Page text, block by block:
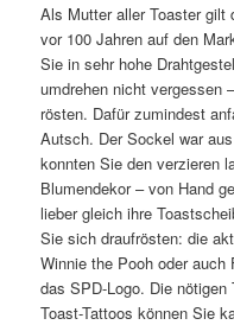
Als Mutter aller Toaster gilt
vor 100 Jahren auf den
Sie in sehr hohe
umdrehen nicht vergessen
rösten. Dafür zumindest
Autsch. Der Sockel war
konnten Sie den verzieren
Blumendekor – von Hand
lieber gleich ihre
Sie sich draufrösten: die
Winnie the Pooh oder auch
das SPD-Logo. Die
Toast-Tattoos können Sie